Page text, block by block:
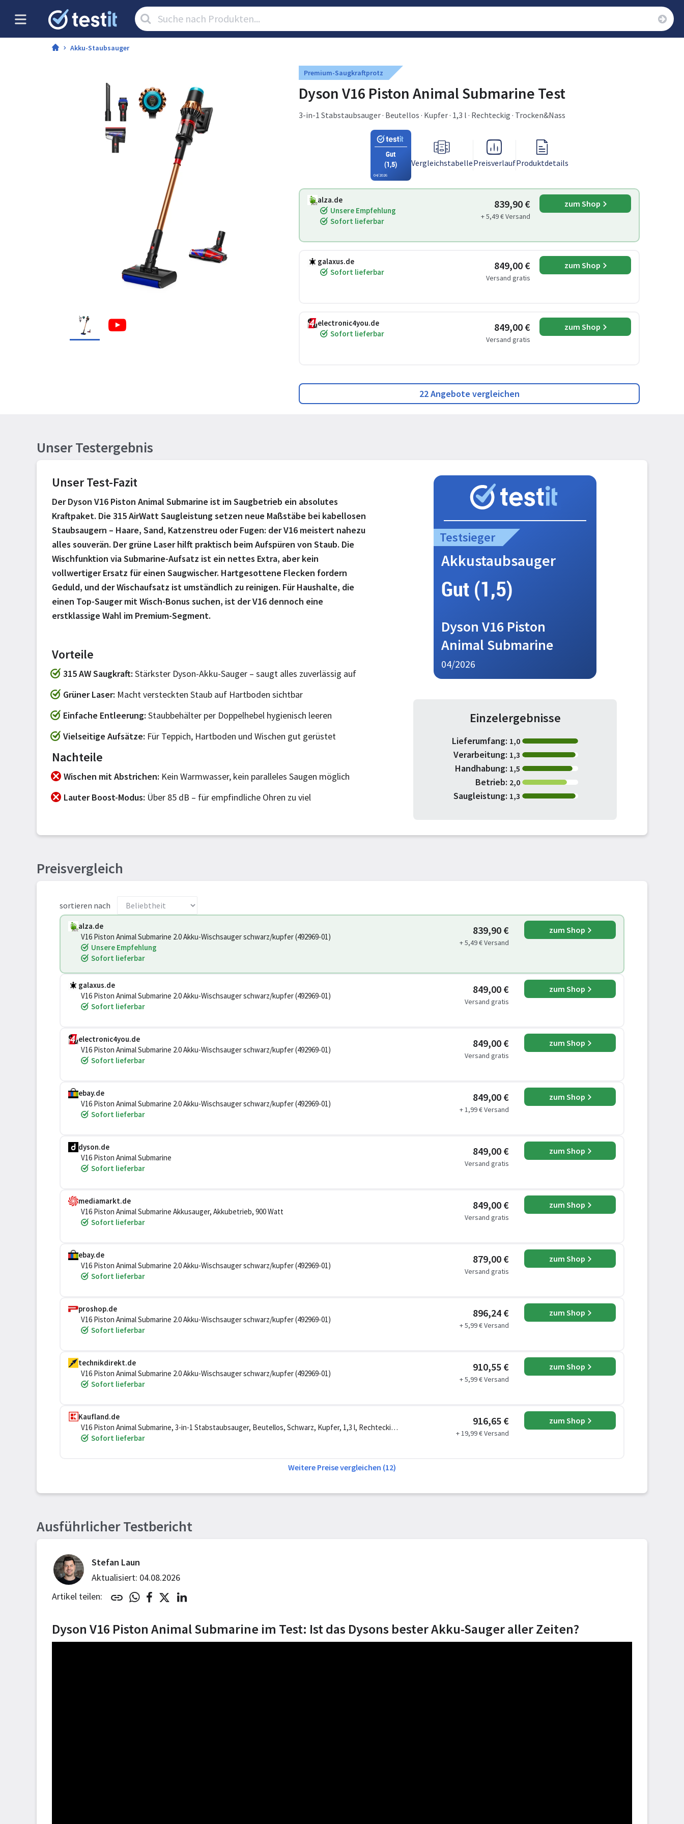
Artikel
suchen:
Akku-Staubsauger
Premium-Saugkraftprotz
Dyson V16 Piston Animal Submarine Test
3-in-1 Stabstaubsauger · Beutellos · Kupfer · 1,3 l · Rechteckig · Trocken&Nass
Gut
(1,5)
04/2026
VergleichstabellePreisverlaufProduktdetails
alza.de
Unsere Empfehlung
Sofort lieferbar
839,90 €
+ 5,49 € Versand
zum Shop
galaxus.de
Sofort lieferbar
849,00 €
Versand gratis
zum Shop
electronic4you.de
Sofort lieferbar
849,00 €
Versand gratis
zum Shop
22 Angebote vergleichen
Unser Testergebnis
Testsieger
Akkustaubsauger
Gut (1,5)
Dyson V16 Piston
Animal Submarine
04/2026
Einzelergebnisse
Lieferumfang: 1,0
Verarbeitung: 1,3
Handhabung: 1,5
Betrieb: 2,0
Saugleistung: 1,3
Unser Test-Fazit
Der Dyson V16 Piston Animal Submarine ist im Saugbetrieb ein absolutes
Kraftpaket. Die 315 AirWatt Saugleistung setzen neue Maßstäbe bei kabellosen
Staubsaugern – Haare, Sand, Katzenstreu oder Fugen: der V16 meistert nahezu
alles souverän. Der grüne Laser hilft praktisch beim Aufspüren von Staub. Die
Wischfunktion via Submarine-Aufsatz ist ein nettes Extra, aber kein
vollwertiger Ersatz für einen Saugwischer. Hartgesottene Flecken fordern
Geduld, und der Wischaufsatz ist umständlich zu reinigen. Für Haushalte, die
einen Top-Sauger mit Wisch-Bonus suchen, ist der V16 dennoch eine
erstklassige Wahl im Premium-Segment.
Vorteile
315 AW Saugkraft Stärkster Dyson-Akku-Sauger – saugt alles zuverlässig auf
Grüner Laser Macht versteckten Staub auf Hartboden sichtbar
Einfache Entleerung Staubbehälter per Doppelhebel hygienisch leeren
Vielseitige Aufsätze Für Teppich, Hartboden und Wischen gut gerüstet
Nachteile
Wischen mit Abstrichen Kein Warmwasser, kein paralleles Saugen möglich
Lauter Boost-Modus Über 85 dB – für empfindliche Ohren zu viel
Preisvergleich
sortieren nach
alza.de
V16 Piston Animal Submarine 2.0 Akku-Wischsauger schwarz/kupfer (492969-01)
Unsere Empfehlung
Sofort lieferbar
839,90 €
+ 5,49 € Versand
zum Shop
galaxus.de
V16 Piston Animal Submarine 2.0 Akku-Wischsauger schwarz/kupfer (492969-01)
Sofort lieferbar
849,00 €
Versand gratis
zum Shop
electronic4you.de
V16 Piston Animal Submarine 2.0 Akku-Wischsauger schwarz/kupfer (492969-01)
Sofort lieferbar
849,00 €
Versand gratis
zum Shop
ebay.de
V16 Piston Animal Submarine 2.0 Akku-Wischsauger schwarz/kupfer (492969-01)
Sofort lieferbar
849,00 €
+ 1,99 € Versand
zum Shop
dyson.de
V16 Piston Animal Submarine
Sofort lieferbar
849,00 €
Versand gratis
zum Shop
mediamarkt.de
V16 Piston Animal Submarine Akkusauger, Akkubetrieb, 900 Watt
Sofort lieferbar
849,00 €
Versand gratis
zum Shop
ebay.de
V16 Piston Animal Submarine 2.0 Akku-Wischsauger schwarz/kupfer (492969-01)
Sofort lieferbar
879,00 €
Versand gratis
zum Shop
proshop.de
V16 Piston Animal Submarine 2.0 Akku-Wischsauger schwarz/kupfer (492969-01)
Sofort lieferbar
896,24 €
+ 5,99 € Versand
zum Shop
technikdirekt.de
V16 Piston Animal Submarine 2.0 Akku-Wischsauger schwarz/kupfer (492969-01)
Sofort lieferbar
910,55 €
+ 5,99 € Versand
zum Shop
Kaufland.de
V16 Piston Animal Submarine, 3-in-1 Stabstaubsauger, Beutellos, Schwarz, Kupfer, 1,3 l, Rechteckig,
Trocken&Nass
Sofort lieferbar
916,65 €
+ 19,99 € Versand
zum Shop
Weitere Preise vergleichen (12)
Ausführlicher Testbericht
Stefan Laun
Aktualisiert: 04.08.2026
Artikel teilen:
Dyson V16 Piston Animal Submarine im Test: Ist das Dysons bester Akku-Sauger aller Zeiten?